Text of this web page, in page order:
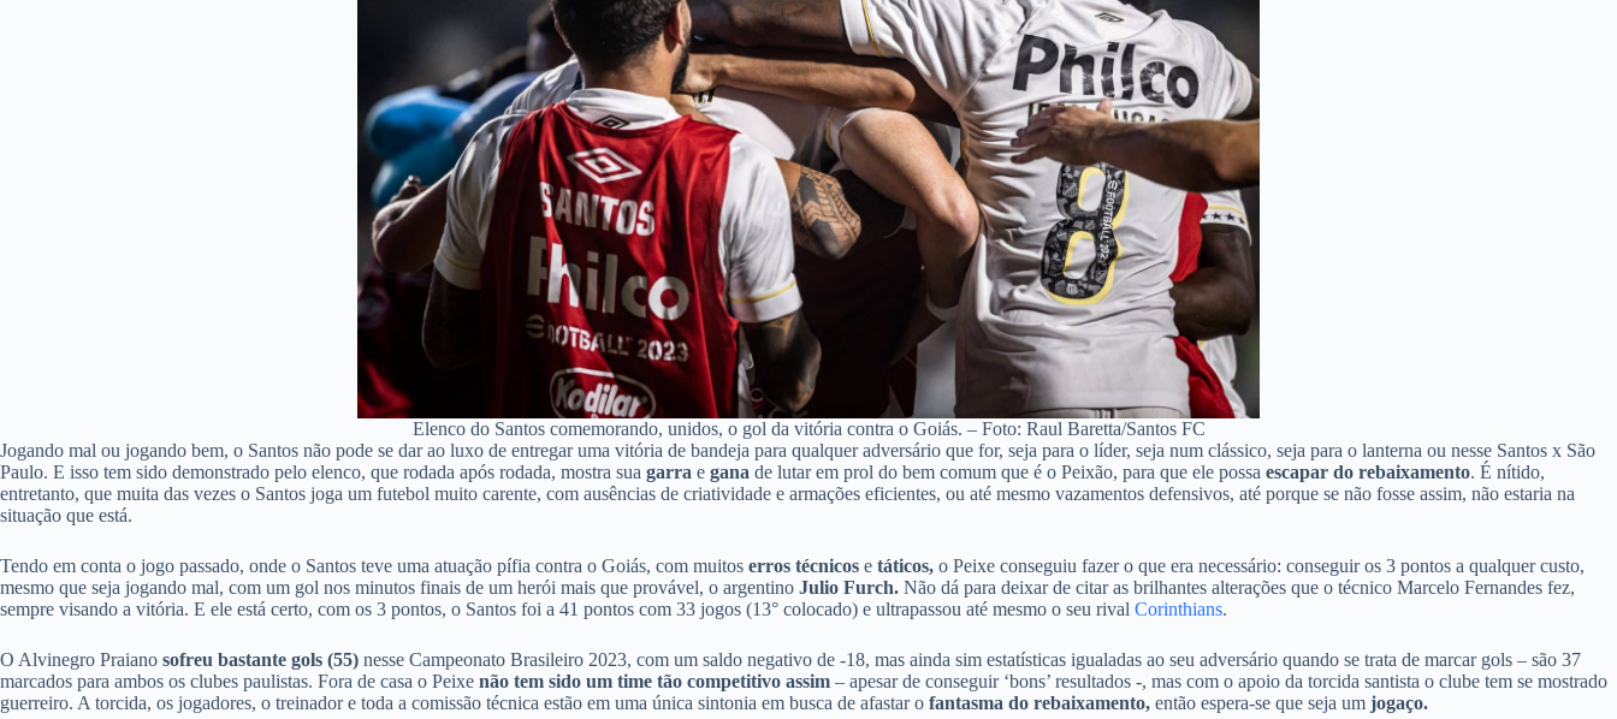
Elenco do Santos comemorando, unidos, o gol da vitória contra o Goiás. – Foto: Raul Baretta/Santos FC
Jogando mal ou jogando bem, o Santos não pode se dar ao luxo de entregar uma vitória de bandeja para qualquer adversário que for, seja para o líder, seja num clássico, seja para o lanterna ou nesse Santos x São
Paulo. E isso tem sido demonstrado pelo elenco, que rodada após rodada, mostra sua garra e gana de lutar em prol do bem comum que é o Peixão, para que ele possa escapar do rebaixamento. É nítido,
entretanto, que muita das vezes o Santos joga um futebol muito carente, com ausências de criatividade e armações eficientes, ou até mesmo vazamentos defensivos, até porque se não fosse assim, não estaria na
situação que está.
Tendo em conta o jogo passado, onde o Santos teve uma atuação pífia contra o Goiás, com muitos erros técnicos e táticos, o Peixe conseguiu fazer o que era necessário: conseguir os 3 pontos a qualquer custo,
mesmo que seja jogando mal, com um gol nos minutos finais de um herói mais que provável, o argentino Julio Furch. Não dá para deixar de citar as brilhantes alterações que o técnico Marcelo Fernandes fez,
sempre visando a vitória. E ele está certo, com os 3 pontos, o Santos foi a 41 pontos com 33 jogos (13° colocado) e ultrapassou até mesmo o seu rival Corinthians.
O Alvinegro Praiano sofreu bastante gols (55) nesse Campeonato Brasileiro 2023, com um saldo negativo de -18, mas ainda sim estatísticas igualadas ao seu adversário quando se trata de marcar gols – são 37
marcados para ambos os clubes paulistas. Fora de casa o Peixe não tem sido um time tão competitivo assim – apesar de conseguir ‘bons’ resultados -, mas com o apoio da torcida santista o clube tem se mostrado
guerreiro. A torcida, os jogadores, o treinador e toda a comissão técnica estão em uma única sintonia em busca de afastar o fantasma do rebaixamento, então espera-se que seja um jogaço.